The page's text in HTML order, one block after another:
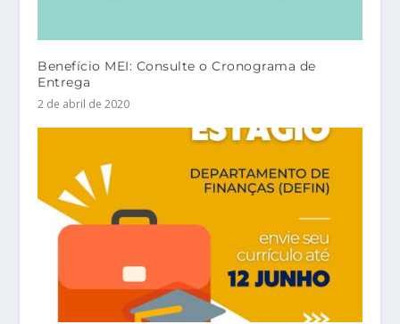
Benefício MEI: Consulte o Cronograma de
Entrega
2 de abril de 2020